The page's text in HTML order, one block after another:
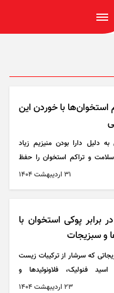
استخوان‌ها با خوردن این
دلیل دارا بودن منیزیم زیاد
و تراکم استخوان را حفظ
منیزیم و روی نیز مواد معدنی
جذب کلسیم را افزایش دهد.
۳۱ ارديبهشت ۱۴۰۴
برابر پوکی استخوان با
و سبزیجات
که سرشار از ترکیبات زیست
فنولیک، فلاونوئید‌ها و
هستند، می‌توانند به طور بالقوه به
۲۳ ارديبهشت ۱۴۰۴